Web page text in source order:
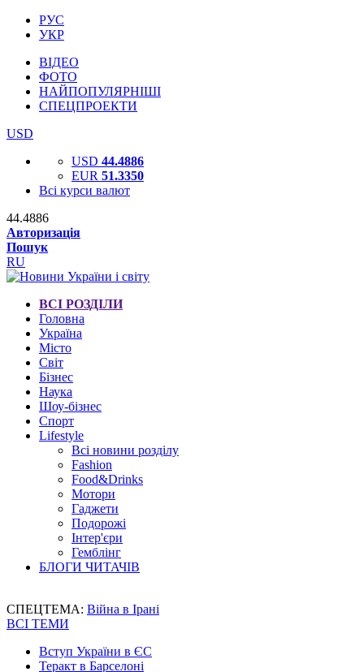
РУС
УКР
ВІДЕО
ФОТО
НАЙПОПУЛЯРНІШІ
СПЕЦПРОЕКТИ
USD
USD 44.4886
EUR 51.3350
Всі курси валют
44.4886
Авторизація
Пошук
RU
ВСІ РОЗДІЛИ
Головна
Україна
Місто
Світ
Бізнес
Наука
Шоу-бізнес
Спорт
Lifestyle
Всі новини розділу
Fashion
Food&Drinks
Мотори
Гаджети
Подорожі
Інтер'єри
Гемблінг
БЛОГИ ЧИТАЧІВ
СПЕЦТЕМА: Війна в Ірані
ВСІ ТЕМИ
Вступ України в ЄС
Теракт в Барселоні